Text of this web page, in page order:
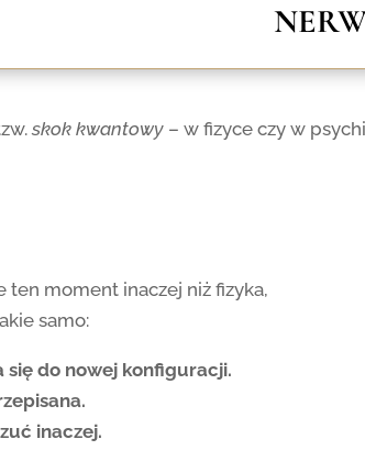
skok kwantowy – w fizyce czy w
ten moment inaczej niż fizyka,
samo:
do nowej konfiguracji.
inaczej.